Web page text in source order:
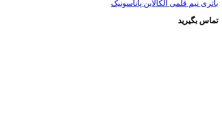
باتری نیم قلمی آلکالاین پاناسونیک
تماس بگیرید